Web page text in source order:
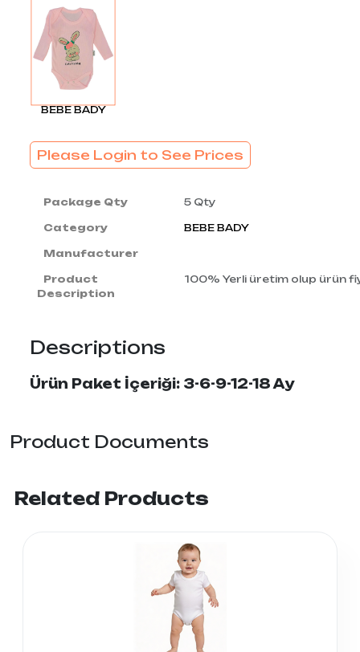
BEBE BADY
Please Login to See Prices
Package Qty 5 Qty
Category BEBE BADY
Manufacturer
Product
Description
100% Yerli üretim olup ürün
Descriptions
Ürün Paket İçeriği: 3-6-9-12-18 Ay
Product Documents
Related Products